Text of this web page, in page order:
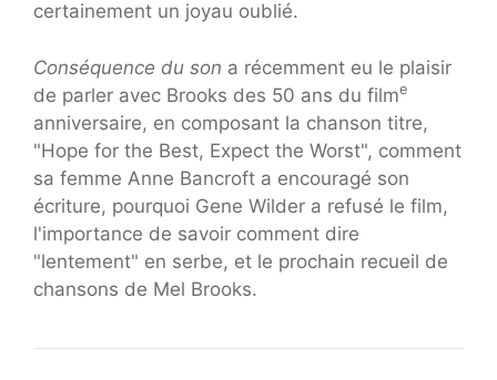
certainement un joyau oublié.
Conséquence du son a récemment eu le plaisir
de parler avec Brooks des 50 ans du filme
anniversaire, en composant la chanson titre,
"Hope for the Best, Expect the Worst", comment
sa femme Anne Bancroft a encouragé son
écriture, pourquoi Gene Wilder a refusé le film,
l'importance de savoir comment dire
"lentement" en serbe, et le prochain recueil de
chansons de Mel Brooks.